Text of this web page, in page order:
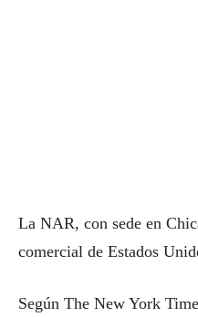
La NAR, con sede en
comercial de Estados
Según The New York